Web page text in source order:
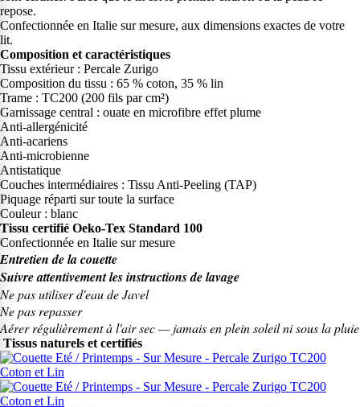
repose.
Confectionnée en Italie sur mesure, aux dimensions exactes de votre
lit.
Composition et caractéristiques
Tissu extérieur : Percale Zurigo
Composition du tissu : 65 % coton, 35 % lin
Trame : TC200 (200 fils par cm²)
Garnissage central : ouate en microfibre effet plume
Anti-allergénicité
Anti-acariens
Anti-microbienne
Antistatique
Couches intermédiaires : Tissu Anti-Peeling (TAP)
Piquage réparti sur toute la surface
Couleur : blanc
Tissu certifié Oeko-Tex Standard 100
Confectionnée en Italie sur mesure
Entretien de la couette
Suivre attentivement les instructions de lavage
Ne pas utiliser d'eau de Javel
Ne pas repasser
Aérer régulièrement à l'air sec — jamais en plein soleil ni sous la pluie
Tissus naturels et certifiés